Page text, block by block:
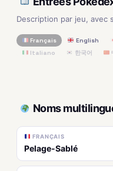
Description par jeu, avec
Français English
Italiano
한국어
Noms
FRANÇAIS
Pelage-Sablé